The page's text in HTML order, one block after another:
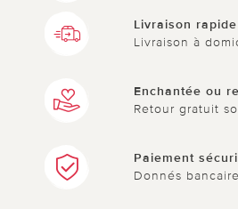
Livraison
Livraison à
Enchantée ou
Retour gratuit
Paiement
Donnés